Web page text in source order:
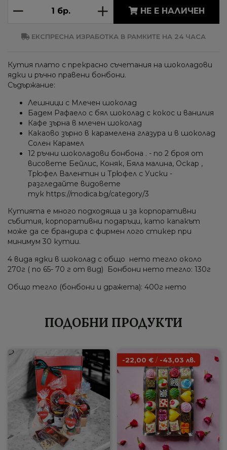
НЕ Е НАЛИЧЕН
ЕКСПРЕСНА ИЗРАБОТКА В РАМКИТЕ НА 24 ЧАСА
Кутия плато с прекрасно съчетания на шоколадови
ядки и ръчно правени бонбони.
Съдържание:
Лешници с Млечен шоколад
Бадем Рафаело с бял шоколад с кокос и ванилия
Кафе зърна в млечен шоколад
Какаово зърно в карамелена глазура и в шоколад
Солен Карамел
12 ръчни шоколадови бонбона . - по 2 броя от
висовете Бейлис, Коняк, Бяла малина, Оскар ,
Трюфел Валентин и Трюфел с Уиски -
разгледайте видовете
тук https://modica.bg/category/3
Кутията е много подходяща и за корпоративни
събития, корпоративни подаръци, като капакът
може да се брандира с фирмен лого стикер при
минимум 30 кутии.
4 вида ядки в шоколад с общо нето тегло около
270г ( по 65- 70 г от вид) Бонбони нето тегло: 130г
Общо тегло (бонбони и дражета): 400г нето
ПОДОБНИ ПРОДУКТИ
-22,00 € /-43,03 лв.